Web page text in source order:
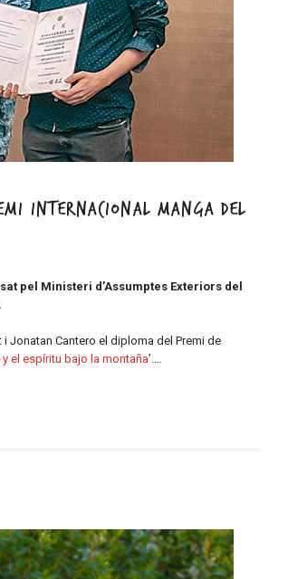
Internacional MANGA del
pel Ministeri d’Assumptes Exteriors del
Jonatan Cantero el diploma del Premi de
el espíritu bajo la montaña’.…